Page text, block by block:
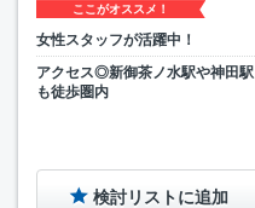
ここがオススメ！
女性スタッフが活躍中！
アクセス◎新御茶ノ水駅や神田駅
も徒歩圏内
検討リストに追加